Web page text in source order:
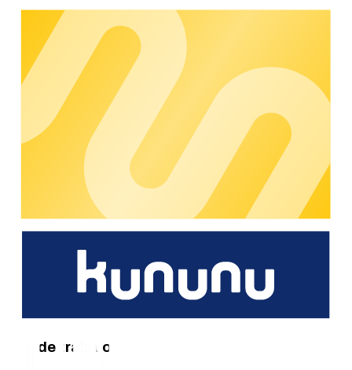
Recarga in situ para la flota corporativa
Más información
Reembolso de las sesiones de recarga en
casa para vehículos de empresa
Más información
Hacer accesible al público la
infraestructura de recarga
Más información
Habilitar una recarga fluida por toda
Europa desde un único proveedor
Más información
de trabajo